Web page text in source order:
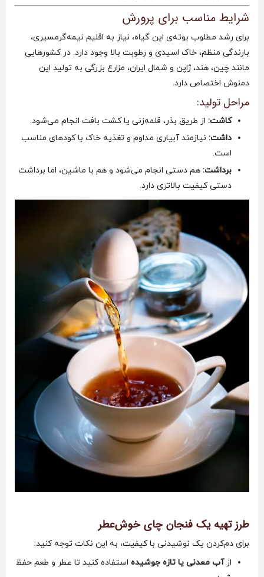
شرایط مناسب برای پرورش
برای رشد مطلوب بوته‌ی این گیاه، نیاز به اقلیم نیمه‌گرمسیری،
بارندگی منظم، خاک اسیدی و رطوبت بالا وجود دارد. در کشورهایی
مانند چین، هند، ژاپن و شمال ایران، مزارع بزرگی به تولید این
دمنوش اختصاص دارد.
مراحل تولید:
کاشت: از طریق بذر، قلمه‌زنی یا کشت بافت انجام می‌شود.
داشت: نیازمند آبیاری مداوم و تغذیه خاک با کودهای مناسب
است.
برداشت: هم دستی انجام می‌شود و هم با ماشین، اما برداشت
دستی کیفیت بالاتری دارد.
طرز تهیه یک فنجان چای خوش‌عطر
برای دم‌کردن یک نوشیدنی با کیفیت، به این نکات توجه کنید:
ازآب معدنی یا تازه جوشیده استفاده کنید تا عطر و طعم حفظ